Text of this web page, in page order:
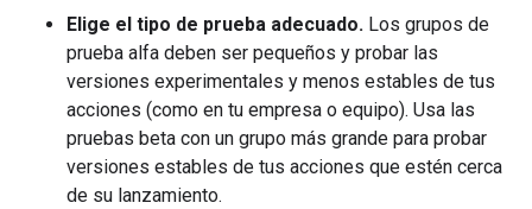
Elige el tipo de prueba adecuado. Los grupos de
prueba alfa deben ser pequeños y probar las
versiones experimentales y menos estables de tus
acciones (como en tu empresa o equipo). Usa las
pruebas beta con un grupo más grande para probar
versiones estables de tus acciones que estén cerca
de su lanzamiento.